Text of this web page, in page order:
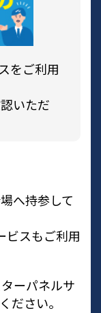
をご利用
いただ
へ持参して
ビスもご利用
ーパネルサ
ださい。